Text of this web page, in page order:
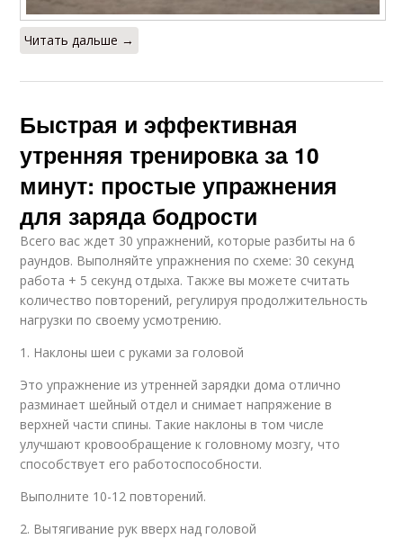
Читать дальше →
Быстрая и эффективная
утренняя тренировка за 10
минут: простые упражнения
для заряда бодрости
Всего вас ждет 30 упражнений, которые разбиты на 6
раундов. Выполняйте упражнения по схеме: 30 секунд
работа + 5 секунд отдыха. Также вы можете считать
количество повторений, регулируя продолжительность
нагрузки по своему усмотрению.
1. Наклоны шеи с руками за головой
Это упражнение из утренней зарядки дома отлично
разминает шейный отдел и снимает напряжение в
верхней части спины. Такие наклоны в том числе
улучшают кровообращение к головному мозгу, что
способствует его работоспособности.
Выполните 10-12 повторений.
2. Вытягивание рук вверх над головой